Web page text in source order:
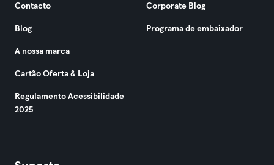
Contacto
Blog
A nossa marca
Cartão Oferta & Loja
Regulamento Acessibilidade
2025
Corporate Blog
Programa de embaixador